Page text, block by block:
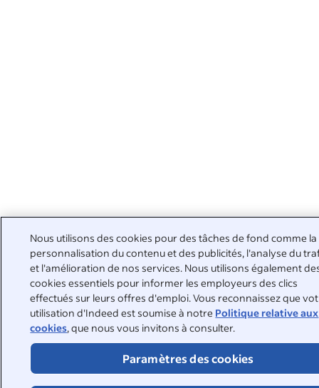
Nous utilisons des cookies pour des tâches de fond comme la
personnalisation du contenu et des publicités, l'analyse du
et l'amélioration de nos services. Nous utilisons également
cookies essentiels pour informer les employeurs des clics
effectués sur leurs offres d'emploi. Vous reconnaissez que
utilisation d'Indeed est soumise à notre Politique relative aux
cookies, que nous vous invitons à consulter.
Paramètres des cookies